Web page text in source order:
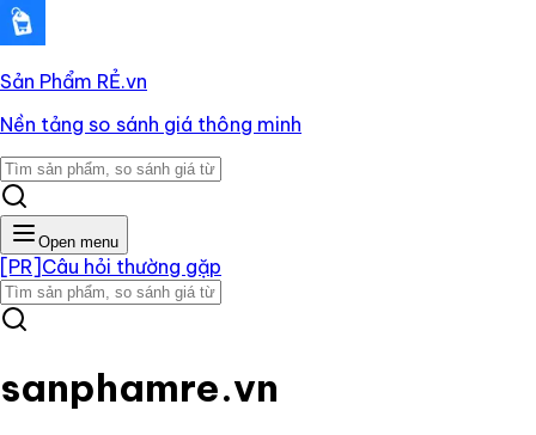
Sản Phẩm RẺ.vn
Nền tảng so sánh giá thông minh
Open menu
[PR] Câu hỏi thường gặp
sanphamre.vn